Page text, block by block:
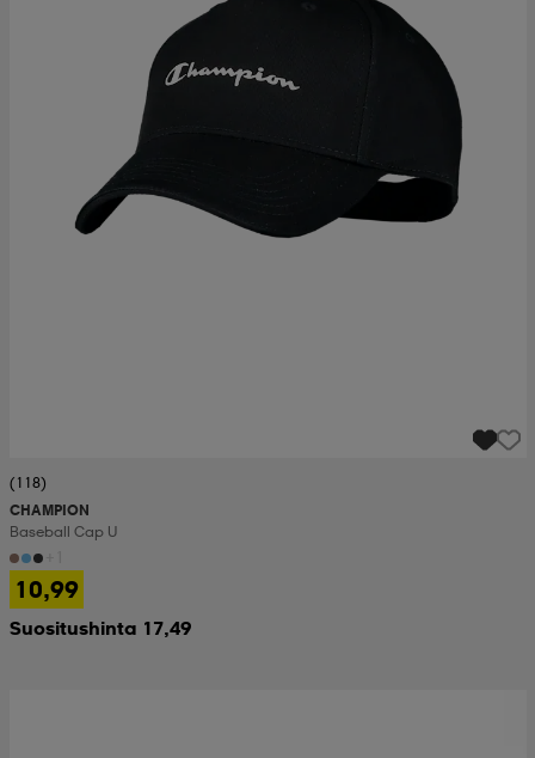
(118)
CHAMPION
Baseball Cap U
10,99
Suositushinta 17,49